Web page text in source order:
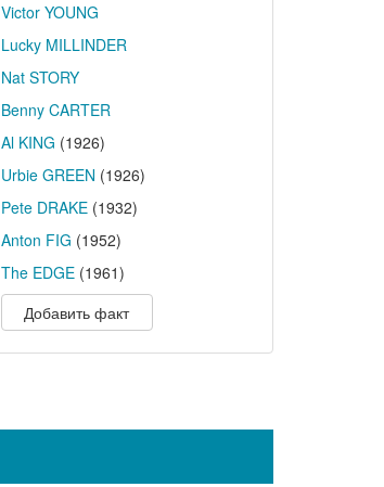
Victor YOUNG
Lucky MILLINDER
Nat STORY
Benny CARTER
Al KING (1926)
Urbie GREEN (1926)
Pete DRAKE(1932)
Anton FIG (1952)
The EDGE(1961)
Добавить факт